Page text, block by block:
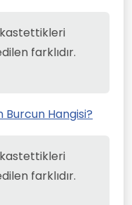
farklıdır.
Burcun Hangisi?
farklıdır.